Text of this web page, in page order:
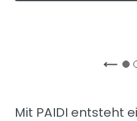
Mit PAIDI entsteht